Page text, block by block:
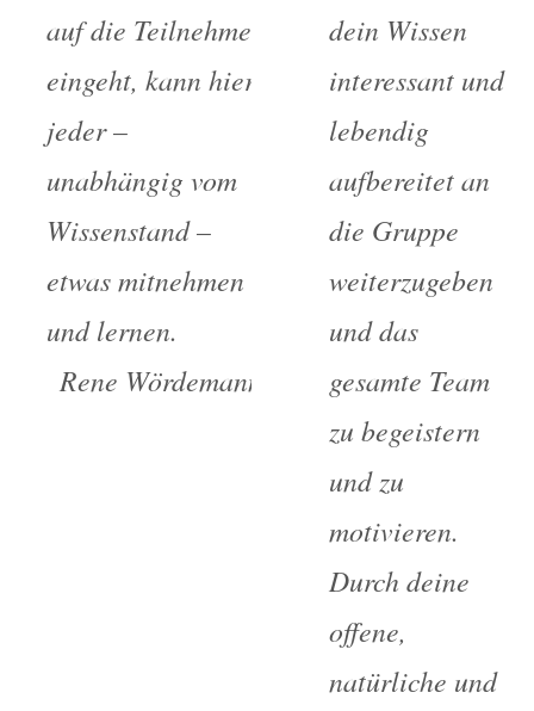
auf die Teilnehmer
eingeht, kann hier
jeder –
unabhängig vom
Wissenstand –
etwas mitnehmen
und lernen.
Rene Wördemann
dein Wissen
interessant und
lebendig
aufbereitet an
die Gruppe
weiterzugeben
und das
gesamte Team
zu begeistern
und zu
motivieren.
Durch deine
offene,
natürliche und